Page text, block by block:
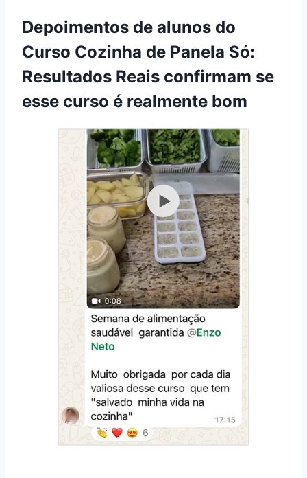
Depoimentos de alunos do
Curso Cozinha de Panela Só:
Resultados Reais confirmam se
esse curso é realmente bom